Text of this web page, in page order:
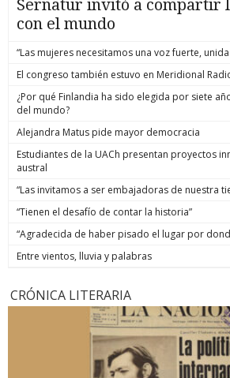
Sernatur invitó a compartir
con el mundo
“Las mujeres necesitamos una voz fuerte,
El congreso también estuvo en Meridional
¿Por qué Finlandia ha sido elegida por siete
del mundo?
Alejandra Matus pide mayor democracia
Estudiantes de la UACh presentan proyectos
austral
“Las invitamos a ser embajadoras de nuestra
“Tienen el desafío de contar la historia”
“Agradecida de haber pisado el lugar por
Entre vientos, lluvia y palabras
CRÓNICA LITERARIA